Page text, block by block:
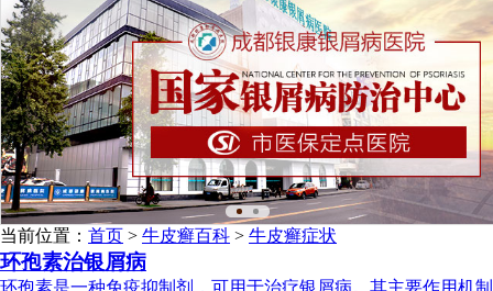
当前位置： 首页 > 牛皮癣百科 > 牛皮癣症状
环孢素治银屑病